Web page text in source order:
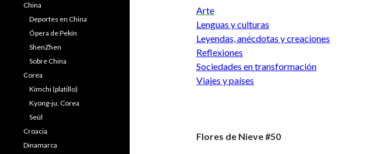
Arte
Lenguas y culturas
Leyendas, anécdotas y creaciones
Reflexiones
Sociedades en transformación
Viajes y países
Flores de Nieve #50
China
Deportes en China
Ópera de Pekín
ShenZhen
Sobre China
Corea
Kimchi (platillo)
Kyong-ju, Corea
Seúl
Croacia
Dinamarca